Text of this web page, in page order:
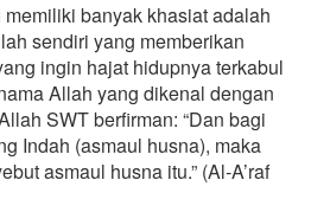
banyak khasiat adalah
sendiri yang memberikan
ingin hajat hidupnya terkabul
Allah yang dikenal dengan
SWT berfirman: “Dan bagi
Indah (asmaul husna), maka
asmaul husna itu.” (Al-A’raf